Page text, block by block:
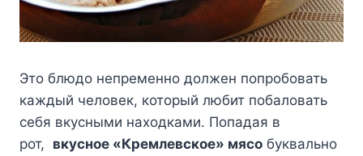
Это блюдо непременно должен попробовать
каждый человек, который любит побаловать
себя вкусными находками. Попадая в
рот, вкусное «Кремлевское» мясо буквально